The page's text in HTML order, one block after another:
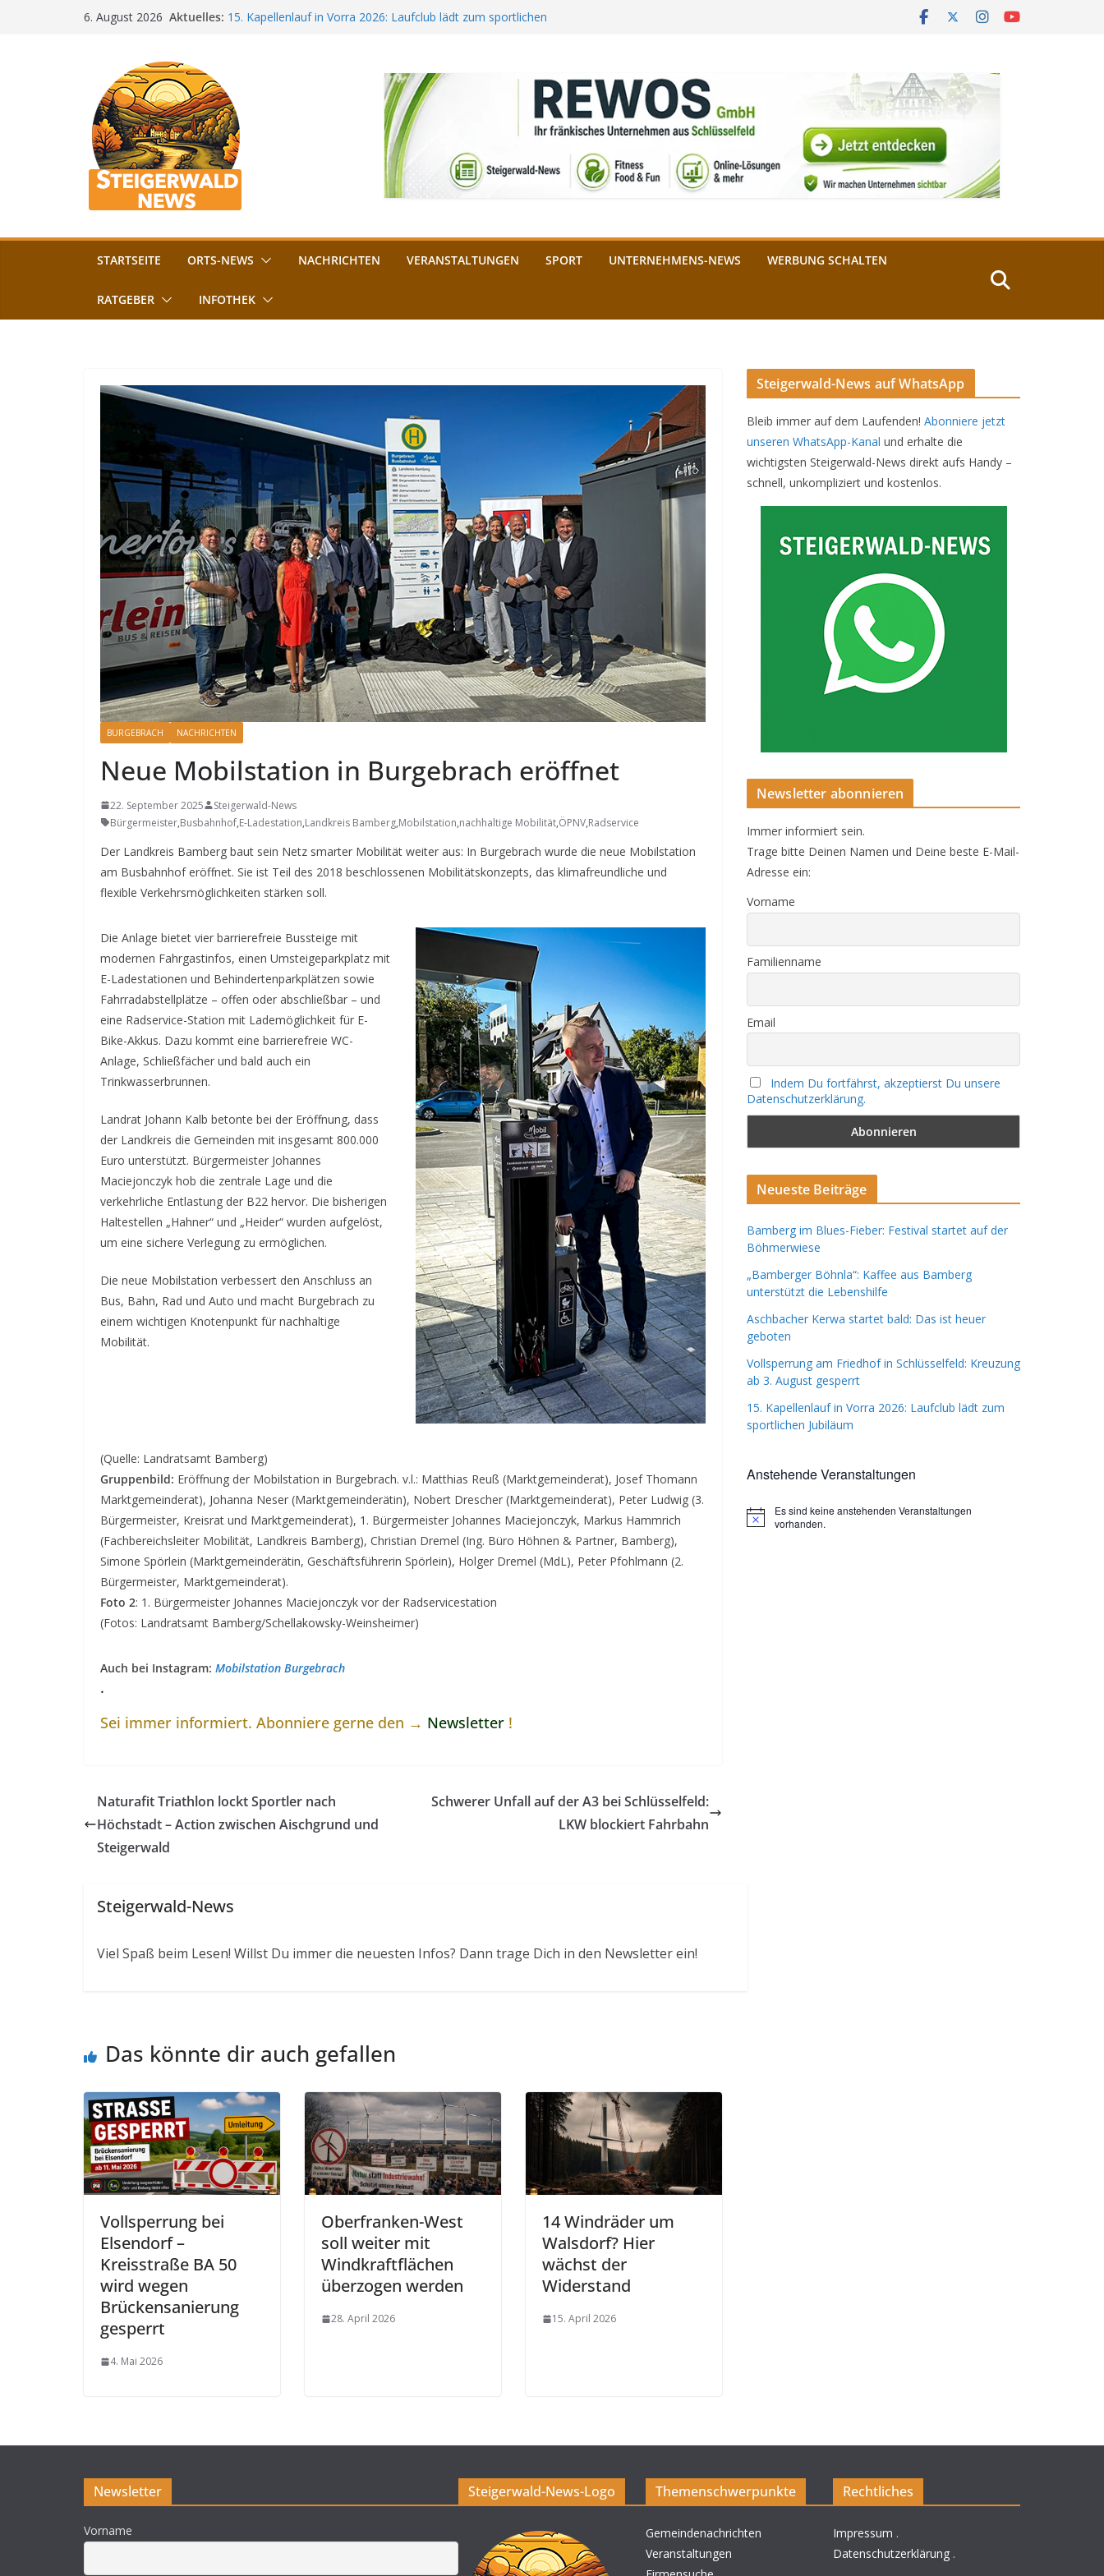
6. August 2026 Aktuelles: 15. Kapellenlauf in Vorra 2026: Laufclub lädt zum sportlichen
„Bamberger Böhnla“: Kaffee aus Bamberg unterstützt die
Lebenshilfe
Aschbacher Kerwa startet bald: Das ist heuer geboten
Vollsperrung am Friedhof in Schlüsselfeld: Kreuzung ab 3.
August gesperrt
STARTSEITE ORTS-NEWS NACHRICHTEN VERANSTALTUNGEN SPORT UNTERNEHMENS-NEWS WERBUNG SCHALTEN
RATGEBER INFOTHEK
BURGEBRACH NACHRICHTEN
Neue Mobilstation in Burgebrach eröffnet
22. September 2025
Steigerwald-News
Bürgermeister,Busbahnhof,E-Ladestation,Landkreis Bamberg,Mobilstation,nachhaltige Mobilität,ÖPNV,Radservice
Der Landkreis Bamberg baut sein Netz smarter Mobilität weiter aus: In Burgebrach wurde die neue Mobilstation
am Busbahnhof eröffnet. Sie ist Teil des 2018 beschlossenen Mobilitätskonzepts, das klimafreundliche und
flexible Verkehrsmöglichkeiten stärken soll.
Die Anlage bietet vier barrierefreie Bussteige mit
modernen Fahrgastinfos, einen Umsteigeparkplatz mit
E-Ladestationen und Behindertenparkplätzen sowie
Fahrradabstellplätze – offen oder abschließbar – und
eine Radservice-Station mit Lademöglichkeit für E-
Bike-Akkus. Dazu kommt eine barrierefreie WC-
Anlage, Schließfächer und bald auch ein
Trinkwasserbrunnen.
Landrat Johann Kalb betonte bei der Eröffnung, dass
der Landkreis die Gemeinden mit insgesamt 800.000
Euro unterstützt. Bürgermeister Johannes
Maciejonczyk hob die zentrale Lage und die
verkehrliche Entlastung der B22 hervor. Die bisherigen
Haltestellen „Hahner“ und „Heider“ wurden aufgelöst,
um eine sichere Verlegung zu ermöglichen.
Die neue Mobilstation verbessert den Anschluss an
Bus, Bahn, Rad und Auto und macht Burgebrach zu
einem wichtigen Knotenpunkt für nachhaltige
Mobilität.
(Quelle: Landratsamt Bamberg)
Gruppenbild: Eröffnung der Mobilstation in Burgebrach. v.l.: Matthias Reuß (Marktgemeinderat), Josef Thomann
Marktgemeinderat), Johanna Neser (Marktgemeinderätin), Nobert Drescher (Marktgemeinderat), Peter Ludwig (3.
Bürgermeister, Kreisrat und Marktgemeinderat), 1. Bürgermeister Johannes Maciejonczyk, Markus Hammrich
(Fachbereichsleiter Mobilität, Landkreis Bamberg), Christian Dremel (Ing. Büro Höhnen & Partner, Bamberg),
Simone Spörlein (Marktgemeinderätin, Geschäftsführerin Spörlein), Holger Dremel (MdL), Peter Pfohlmann (2.
Bürgermeister, Marktgemeinderat).
Foto 2: 1. Bürgermeister Johannes Maciejonczyk vor der Radservicestation
(Fotos: Landratsamt Bamberg/Schellakowsky-Weinsheimer)
Auch bei Instagram: Mobilstation Burgebrach
.
Sei immer informiert. Abonniere gerne den → Newsletter !
Naturafit Triathlon lockt Sportler nach
Höchstadt – Action zwischen Aischgrund und
Steigerwald
Schwerer Unfall auf der A3 bei Schlüsselfeld:
LKW blockiert Fahrbahn
Steigerwald-News
Viel Spaß beim Lesen! Willst Du immer die neuesten Infos? Dann trage Dich in den Newsletter ein!
Das könnte dir auch gefallen
Vollsperrung bei
Elsendorf –
Kreisstraße BA 50
wird wegen
Brückensanierung
gesperrt
4. Mai 2026
Oberfranken-West
soll weiter mit
Windkraftflächen
überzogen werden
28. April 2026
14 Windräder um
Walsdorf? Hier
wächst der
Widerstand
15. April 2026
Steigerwald-News auf WhatsApp
Bleib immer auf dem Laufenden! Abonniere jetzt
unseren WhatsApp-Kanal und erhalte die
wichtigsten Steigerwald-News direkt aufs Handy –
schnell, unkompliziert und kostenlos.
Newsletter abonnieren
Immer informiert sein.
Trage bitte Deinen Namen und Deine beste E-Mail-
Adresse ein:
Vorname
Familienname
Email
Indem Du fortfährst, akzeptierst Du unsere
Datenschutzerklärung.
Neueste Beiträge
Bamberg im Blues-Fieber: Festival startet auf der
Böhmerwiese
„Bamberger Böhnla“: Kaffee aus Bamberg
unterstützt die Lebenshilfe
Aschbacher Kerwa startet bald: Das ist heuer
geboten
Vollsperrung am Friedhof in Schlüsselfeld: Kreuzung
ab 3. August gesperrt
15. Kapellenlauf in Vorra 2026: Laufclub lädt zum
sportlichen Jubiläum
Anstehende Veranstaltungen
H
Es sind keine anstehenden Veranstaltungen
vorhanden.
Newsletter
Vorname
Steigerwald-News-Logo Themenschwerpunkte
Gemeindenachrichten
Veranstaltungen
Rechtliches
Impressum .
Datenschutzerklärung .